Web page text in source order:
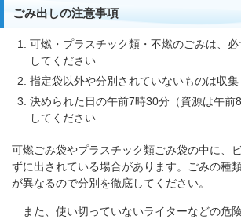
ごみ出しの注意事項
可燃・プラスチック類・不燃のごみは、
してください
指定袋以外や分別されていないものは収集
決められた日の午前7時30分（資源は午前
してください
可燃ごみ袋やプラスチック類ごみ袋の中に、
ずに出されている場合があります。ごみの種
が異なるので分別を徹底してください。
また、使い切っていないライターなどの危